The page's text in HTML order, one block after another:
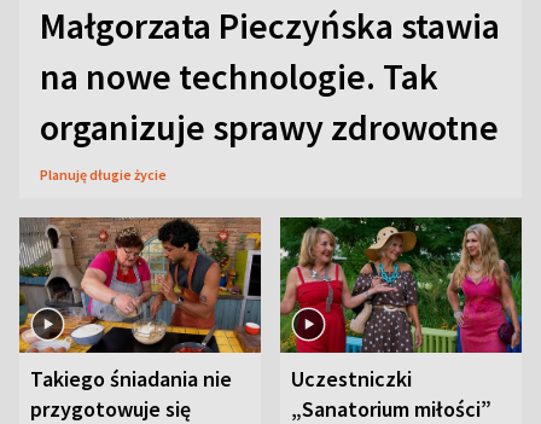
Małgorzata Pieczyńska stawia
na nowe technologie. Tak
organizuje sprawy zdrowotne
Planuję długie życie
Takiego śniadania nie
przygotowuje się
Uczestniczki
„Sanatorium miłości”